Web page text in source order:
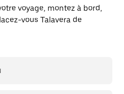
voyage, montez à bord,
vous Talavera de